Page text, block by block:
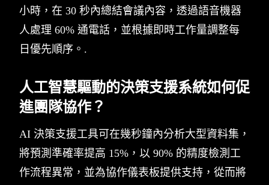
小時，在 30 秒內總結會議內容，透過語音機器
人處理 60% 通電話，並根據即時工作量調整每
日優先順序。.
人工智慧驅動的決策支援系統如何促
進團隊協作？
AI 決策支援工具可在幾秒鐘內分析大型資料集，
將預測準確率提高 15%，以 90% 的精度檢測工
作流程異常，並為協作儀表板提供支持，從而將